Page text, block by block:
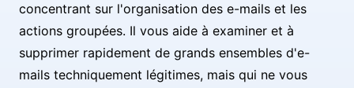
concentrant sur l'organisation des e-mails et les
actions groupées. Il vous aide à examiner et à
supprimer rapidement de grands ensembles d'e-
mails techniquement légitimes, mais qui ne vous